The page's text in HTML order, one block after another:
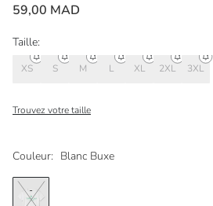
59,00 MAD
Couleur: Blanc Buxe
Taille:
XS S M L XL 2XL 3XL
Trouvez votre taille